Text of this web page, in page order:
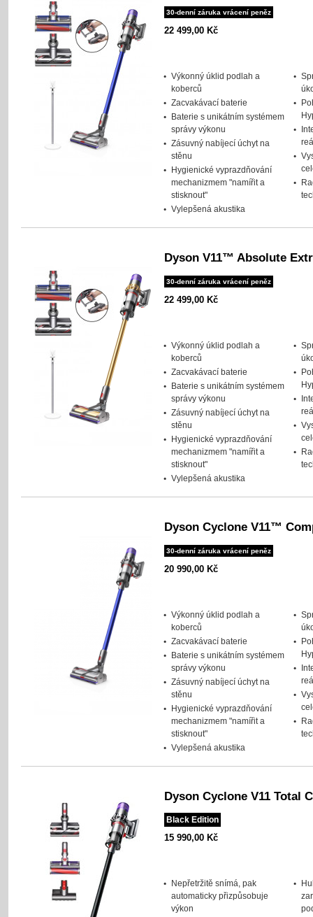
30-denní záruka vrácení peněz
22 499,00 Kč
Výkonný úklid podlah a
koberců
Zacvakávací baterie
Baterie s unikátním systémem
správy výkonu
Zásuvný nabíjecí úchyt na
stěnu
Hygienické vyprazdňování
mechanizmem "namířit a
stisknout"
Vylepšená akustika
Dyson V11™ Absolute
30-denní záruka vrácení peněz
22 499,00 Kč
Výkonný úklid podlah a
koberců
Zacvakávací baterie
Baterie s unikátním systémem
správy výkonu
Zásuvný nabíjecí úchyt na
stěnu
Hygienické vyprazdňování
mechanizmem "namířit a
stisknout"
Vylepšená akustika
Dyson Cyclone V11™
30-denní záruka vrácení peněz
20 990,00 Kč
Výkonný úklid podlah a
koberců
Zacvakávací baterie
Baterie s unikátním systémem
správy výkonu
Zásuvný nabíjecí úchyt na
stěnu
Hygienické vyprazdňování
mechanizmem "namířit a
stisknout"
Vylepšená akustika
Dyson Cyclone V11 Total
Black Edition
15 990,00 Kč
Nepřetržitě snímá, pak
automaticky přizpůsobuje
výkon